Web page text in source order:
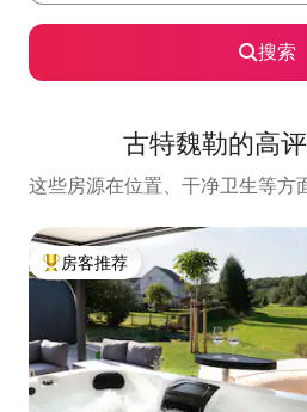
搜索
古特魏勒的高
这些房源在位置、干净卫生等方
热门「房客推荐」
房客推荐